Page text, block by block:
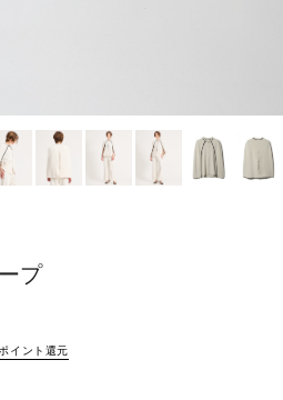
プ
イント還元